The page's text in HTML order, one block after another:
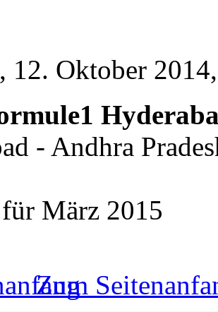
12. Oktober
- Andhra
März 2015
Zum